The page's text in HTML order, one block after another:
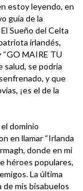
estoy leyendo, en
guía de la
Sueño del Celta
irlandés,
MAIRE TU
salud, se podría
y que
¡es el de la
dominio
en llamar “Irlanda
donde en mi
héroes populares,
La última
de mis bisabuelos